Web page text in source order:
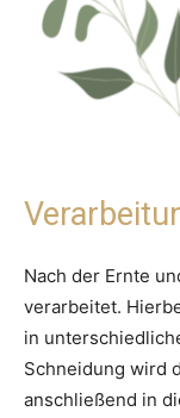
Nach der Ernte
verarbeitet.
in
Schneidung wird
anschließend in